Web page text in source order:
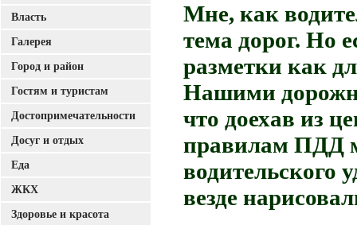
Мне, как
тема дорог. Но
разметки как
Нашими
что доехав из
правилам ПДД
водительского
везде
Власть
Галерея
Город и район
Гостям и туристам
Достопримечательности
Досуг и отдых
Еда
ЖКХ
Здоровье и красота